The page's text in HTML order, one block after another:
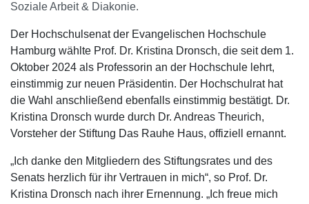
Soziale Arbeit & Diakonie.
Der Hochschulsenat der Evangelischen Hochschule
Hamburg wählte Prof. Dr. Kristina Dronsch, die seit dem 1.
Oktober 2024 als Professorin an der Hochschule lehrt,
einstimmig zur neuen Präsidentin. Der Hochschulrat hat
die Wahl anschließend ebenfalls einstimmig bestätigt. Dr.
Kristina Dronsch wurde durch Dr. Andreas Theurich,
Vorsteher der Stiftung Das Rauhe Haus, offiziell ernannt.
„Ich danke den Mitgliedern des Stiftungsrates und des
Senats herzlich für ihr Vertrauen in mich“, so Prof. Dr.
Kristina Dronsch nach ihrer Ernennung. „Ich freue mich